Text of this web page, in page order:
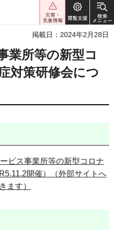
掲載日：2024年2月28日
業所等の新型コ
対策研修会につ
ビス事業所等の新型コロナ
開催）（外部サイトへ
ます）